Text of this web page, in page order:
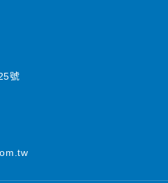
號